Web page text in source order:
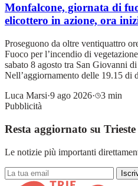
Monfalcone, giornata di
elicottero in azione, ora
Proseguono da oltre ventiquattro
Fuoco per l’incendio di
sabato 8 agosto tra San Giovanni
Nell’aggiornamento delle 19.15 di
Luca Marsi·9 ago 2026·
3 min
Pubblicità
Resta aggiornato su Trieste
Le notizie più importanti